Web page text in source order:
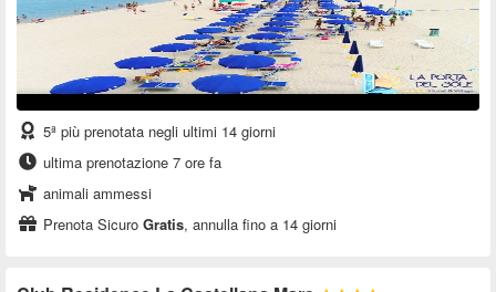
5ª più prenotata negli ultimi 14 giorni
ultima prenotazione 7 ore fa
animali ammessi
Prenota Sicuro Gratis, annulla fino a 14 giorni